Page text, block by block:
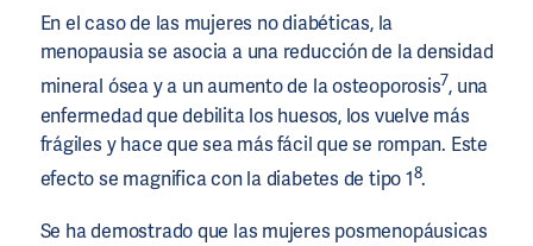
En el caso de las mujeres no diabéticas, la
menopausia se asocia a una reducción de la densidad
mineral ósea y a un aumento de la osteoporosis7, una
enfermedad que debilita los huesos, los vuelve más
frágiles y hace que sea más fácil que se rompan. Este
efecto se magnifica con la diabetes de tipo 18.
Se ha demostrado que las mujeres posmenopáusicas